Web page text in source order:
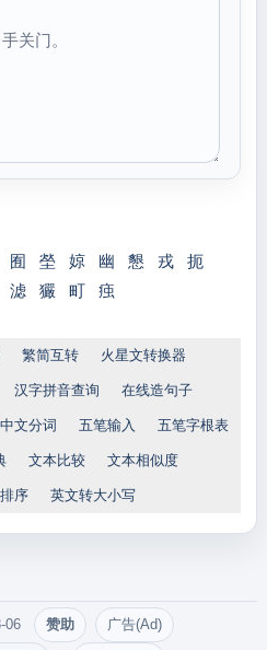
关门。
囿 塋 婛 幽 懇 戎
扼
滤 玁 町 痋
繁简互转 火星文转换器
汉字拼音查询 在线造句子
中文分词 五笔输入 五笔字根表
文本比较 文本相似度
序 英文转大小写
06 赞助 广告(Ad)